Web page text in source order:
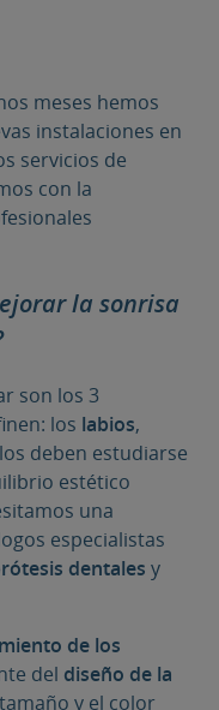
meses hemos
instalaciones en
servicios de
con la
la sonrisa
son los 3
los labios,
deben estudiarse
estético
una
especialistas
dentales y
de los
del diseño de la
y el color